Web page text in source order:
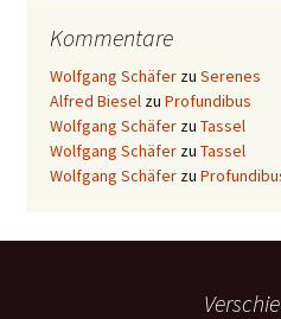
Kommentare
Wolfgang Schäfer zu Serenes
Alfred Biesel zu Profundibus
Wolfgang Schäfer zu Tassel
Wolfgang Schäfer zu Tassel
Wolfgang Schäfer zu